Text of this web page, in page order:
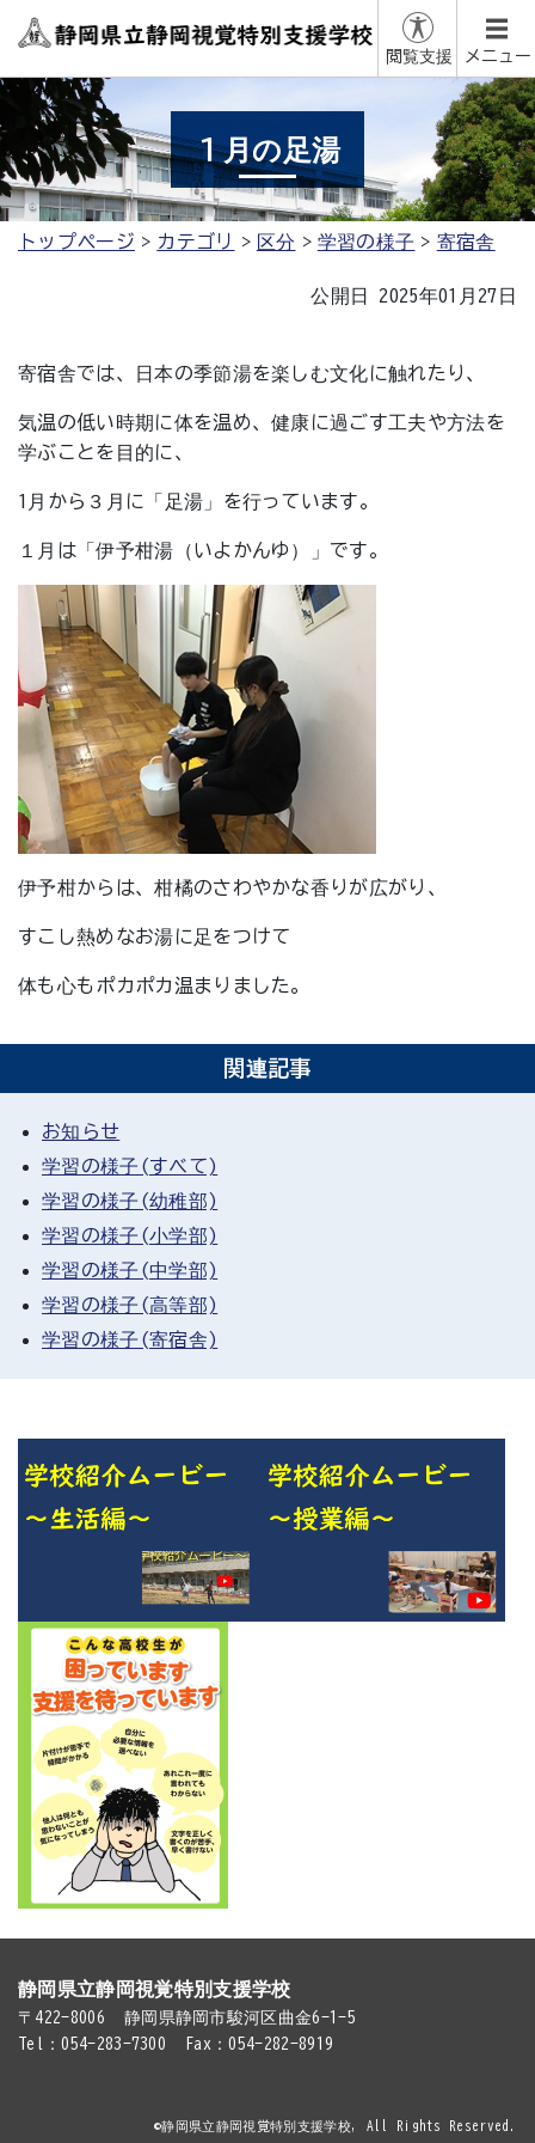
閲覧支援 メニュー
１月の足湯
トップページ カテゴリ 区分 学習の様子 寄宿舎
公開日 2025年01月27日
寄宿舎では、日本の季節湯を楽しむ文化に触れたり、
気温の低い時期に体を温め、健康に過ごす工夫や方法を
学ぶことを目的に、
1月から３月に「足湯」を行っています。
１月は「伊予柑湯（いよかんゆ）」です。
伊予柑からは、柑橘のさわやかな香りが広がり、
すこし熱めなお湯に足をつけて
体も心もポカポカ温まりました。
関連記事
お知らせ
学習の様子(すべて)
学習の様子(幼稚部)
学習の様子(小学部)
学習の様子(中学部)
学習の様子(高等部)
学習の様子(寄宿舎)
静岡県立静岡視覚特別支援学校
〒422-8006
静岡県静岡市駿河区曲金6-1-5
Tel：054-283-7300
Fax：054-282-8919
©静岡県立静岡視覚特別支援学校, All Rights Reserved.